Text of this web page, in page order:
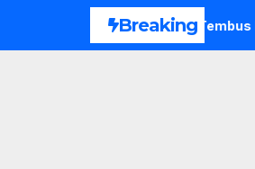
Breaking
Didorong Tembus Pasar Global